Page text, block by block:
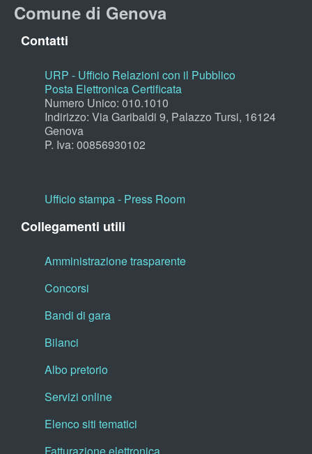
Comune di Genova
Contatti
URP - Ufficio Relazioni con il Pubblico
Posta Elettronica Certificata
Numero Unico: 010.1010
Indirizzo: Via Garibaldi 9, Palazzo Tursi, 16124
Genova
P. Iva: 00856930102
Ufficio stampa - Press Room
Collegamenti utili
Amministrazione trasparente
Concorsi
Bandi di gara
Bilanci
Albo pretorio
Servizi online
Elenco siti tematici